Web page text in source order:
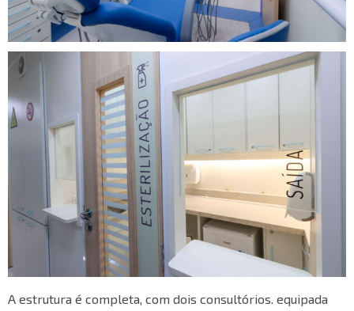
A estrutura é completa, com dois consultórios. equipada